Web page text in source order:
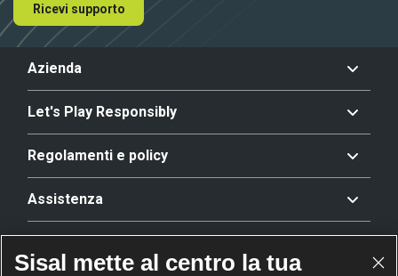
Ricevi supporto
Azienda
Let's Play Responsibly
Regolamenti e policy
Assistenza
Sisal mette al centro la tua